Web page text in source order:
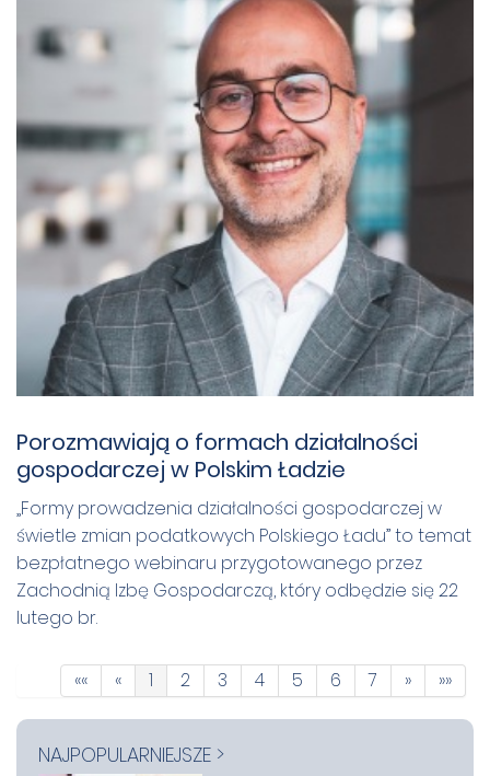
Porozmawiają o formach działalności
gospodarczej w Polskim Ładzie
„Formy prowadzenia działalności gospodarczej w
świetle zmian podatkowych Polskiego Ładu” to temat
bezpłatnego webinaru przygotowanego przez
Zachodnią Izbę Gospodarczą, który odbędzie się 22
lutego br.
«« « 1 2 3 4 5 6 7 » »»
NAJPOPULARNIEJSZE >